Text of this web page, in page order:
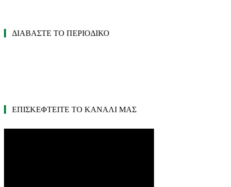
ΔΙΑΒΑΣΤΕ ΤΟ ΠΕΡΙΟΔΙΚΟ
ΕΠΙΣΚΕΦΤΕΙΤΕ ΤΟ ΚΑΝΑΛΙ ΜΑΣ